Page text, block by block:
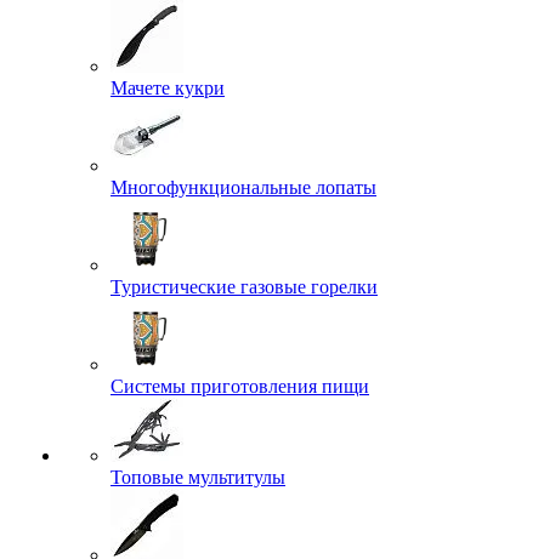
Мачете кукри
Многофункциональные лопаты
Туристические газовые горелки
Системы приготовления пищи
Топовые мультитулы